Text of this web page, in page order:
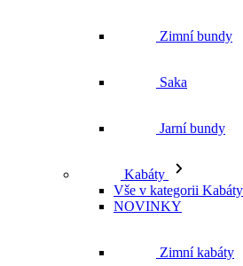
Zimní bundy
Saka
Jarní bundy
Kabáty
Vše v kategorii Kabáty
NOVINKY
Zimní kabáty